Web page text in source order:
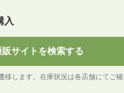
入
販サイトを検索する
移します。在庫状況は各店舗にてご確